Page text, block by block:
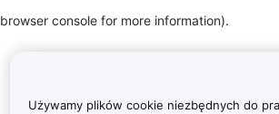
browser console for more information).
Używamy plików cookie niezbędnych do